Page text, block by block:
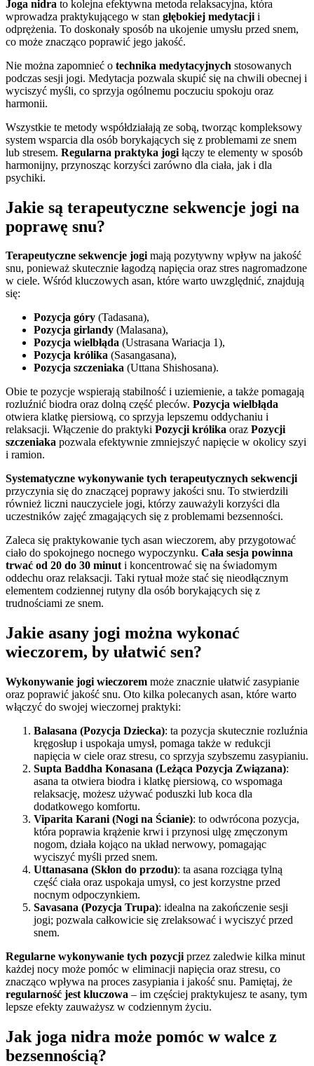
Joga nidra to kolejna efektywna metoda relaksacyjna, która
wprowadza praktykującego w stan głębokiej medytacji i
odprężenia. To doskonały sposób na ukojenie umysłu przed snem,
co może znacząco poprawić jego jakość.
Nie można zapomnieć o technika medytacyjnych stosowanych
podczas sesji jogi. Medytacja pozwala skupić się na chwili obecnej i
wyciszyć myśli, co sprzyja ogólnemu poczuciu spokoju oraz
harmonii.
Wszystkie te metody współdziałają ze sobą, tworząc kompleksowy
system wsparcia dla osób borykających się z problemami ze snem
lub stresem. Regularna praktyka jogi łączy te elementy w sposób
harmonijny, przynosząc korzyści zarówno dla ciała, jak i dla
psychiki.
Jakie są terapeutyczne sekwencje jogi na
poprawę snu?
Terapeutyczne sekwencje jogimają pozytywny wpływ na jakość
snu, ponieważ skutecznie łagodzą napięcia oraz stres nagromadzone
w ciele. Wśród kluczowych asan, które warto uwzględnić, znajdują
się:
Pozycja góry (Tadasana),
Pozycja girlandy (Malasana),
Pozycja wielbłąda (Ustrasana Wariacja 1),
Pozycja królika (Sasangasana),
Pozycja szczeniaka (Uttana Shishosana).
Obie te pozycje wspierają stabilność i uziemienie, a także pomagają
rozluźnić biodra oraz dolną część pleców. Pozycja wielbłąda
otwiera klatkę piersiową, co sprzyja lepszemu oddychaniu i
relaksacji. Włączenie do praktyki Pozycji królika oraz Pozycji
szczeniaka pozwala efektywnie zmniejszyć napięcie w okolicy szyi
i ramion.
Systematyczne wykonywanie tych terapeutycznych sekwencji
przyczynia się do znaczącej poprawy jakości snu. To stwierdzili
również liczni nauczyciele jogi, którzy zauważyli korzyści dla
uczestników zajęć zmagających się z problemami bezsenności.
Zaleca się praktykowanie tych asan wieczorem, aby przygotować
ciało do spokojnego nocnego wypoczynku. Cała sesja powinna
trwać od 20 do 30 minuti koncentrować się na świadomym
oddechu oraz relaksacji. Taki rytuał może stać się nieodłącznym
elementem codziennej rutyny dla osób borykających się z
trudnościami ze snem.
Jakie asany jogi można wykonać
wieczorem, by ułatwić sen?
Wykonywanie jogi wieczorem może znacznie ułatwić zasypianie
oraz poprawić jakość snu. Oto kilka polecanych asan, które warto
włączyć do swojej wieczornej praktyki:
Balasana (Pozycja Dziecka): ta pozycja skutecznie rozluźnia
kręgosłup i uspokaja umysł, pomaga także w redukcji
napięcia w ciele oraz stresu, co sprzyja szybszemu zasypianiu.
Supta Baddha Konasana (Leżąca Pozycja Związana):
asana ta otwiera biodra i klatkę piersiową, co wspomaga
relaksację, możesz używać poduszki lub koca dla
dodatkowego komfortu.
Viparita Karani (Nogi na Ścianie): to odwrócona pozycja,
która poprawia krążenie krwi i przynosi ulgę zmęczonym
nogom, działa kojąco na układ nerwowy, pomagając
wyciszyć myśli przed snem.
Uttanasana (Skłon do przodu): ta asana rozciąga tylną
część ciała oraz uspokaja umysł, co jest korzystne przed
nocnym odpoczynkiem.
Savasana (Pozycja Trupa): idealna na zakończenie sesji
jogi; pozwala całkowicie się zrelaksować i wyciszyć przed
snem.
Regularne wykonywanie tych pozycji przez zaledwie kilka minut
każdej nocy może pomóc w eliminacji napięcia oraz stresu, co
znacząco wpływa na proces zasypiania i jakość snu. Pamiętaj, że
regularność jest kluczowa – im częściej praktykujesz te asany, tym
lepsze efekty zauważysz w codziennym życiu.
Jak joga nidra może pomóc w walce z
bezsennością?